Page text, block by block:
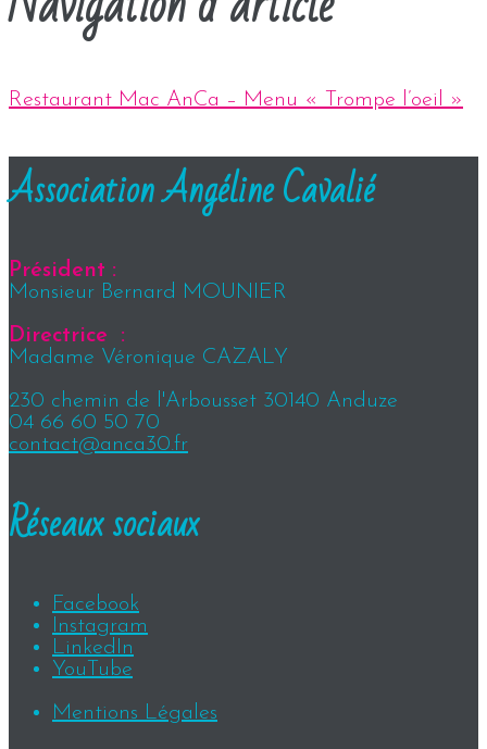
Restaurant Mac AnCa – Menu « Trompe l’oeil »
Association Angéline Cavalié
Président :
Monsieur Bernard MOUNIER
Directrice :
Madame Véronique CAZALY
230 chemin de l'Arbousset 30140 Anduze
04 66 60 50 70
contact@anca30.fr
Réseaux sociaux
Facebook
Instagram
LinkedIn
YouTube
Mentions Légales